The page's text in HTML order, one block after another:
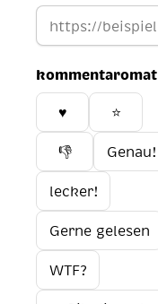
kommentaromat
♥️ ⭐
👎 Genau!
lecker!
Gerne gelesen
WTF?